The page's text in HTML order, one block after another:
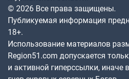
© 2026 Все права защищены.
Публикуемая информация
18+.
Использование материалов
Region51.com допускается
и активной гиперссылки, иначе